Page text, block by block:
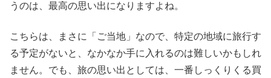
うのは、最高の思い出になりますよね。
こちらは、まさに「ご当地」なので、特定の地域に旅行す
る予定がないと、なかなか手に入れるのは難しいかもしれ
ません。でも、旅の思い出としては、一番しっくりくる買